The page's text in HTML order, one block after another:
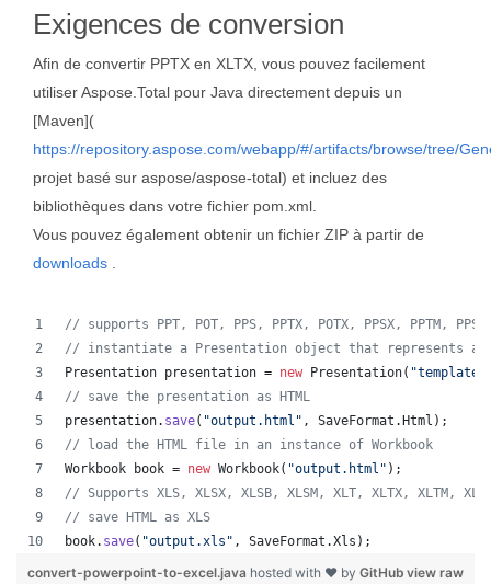
Exigences de conversion
Afin de convertir PPTX en XLTX, vous pouvez facilement
utiliser Aspose.Total pour Java directement depuis un
[Maven](
https://repository.aspose.com/webapp/#/artifacts/browse/tree/
projet basé sur aspose/aspose-total) et incluez des
bibliothèques dans votre fichier pom.xml.
Vous pouvez également obtenir un fichier ZIP à partir de
downloads
// supports PPT, POT, PPS, PPTX, POTX, PPSX, PPTM,
// instantiate a Presentation object that represents a
Presentation presentation = new Presentation(
// save the presentation as HTML
presentation. save( "output.html" , SaveFormat . Html );
// load the HTML file in an instance of Workbook
Workbook
book = new Workbook( "output.html" );
// Supports XLS, XLSX, XLSB, XLSM, XLT, XLTX, XLTM,
// save HTML as XLS
book. save( "output.xls" , SaveFormat .Xls );
view raw
convert-powerpoint-to-excel.java hosted with ❤ by GitHub